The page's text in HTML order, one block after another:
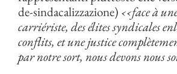
de-sindacalizzazione) ‹‹face à
carriériste, des élites syndicales
conflits, et une justice
par notre sort, nous devons nous